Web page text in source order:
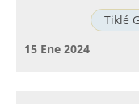
Tiklé
15 Ene 2024